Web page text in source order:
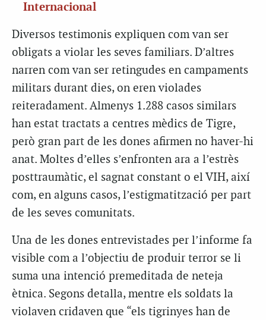
Internacional
Diversos testimonis expliquen com van ser
obligats a violar les seves familiars. D’altres
narren com van ser retingudes en campaments
militars durant dies, on eren violades
reiteradament. Almenys 1.288 casos similars
han estat tractats a centres mèdics de Tigre,
però gran part de les dones afirmen no haver-hi
anat. Moltes d’elles s’enfronten ara a l’estrès
posttraumàtic, el sagnat constant o el VIH, així
com, en alguns casos, l’estigmatització per part
de les seves comunitats.
Una de les dones entrevistades per l’informe fa
visible com a l’objectiu de produir terror se li
suma una intenció premeditada de neteja
ètnica. Segons detalla, mentre els soldats la
violaven cridaven que “els tigrinyes han de